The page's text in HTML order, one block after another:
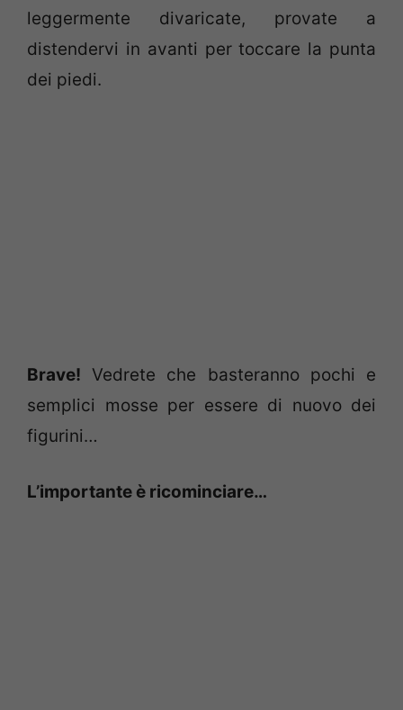
leggermente divaricate, provate a
distendervi in avanti per toccare la punta
dei piedi.
Brave! Vedrete che basteranno pochi e
semplici mosse per essere di nuovo dei
figurini…
L’importante è ricominciare…